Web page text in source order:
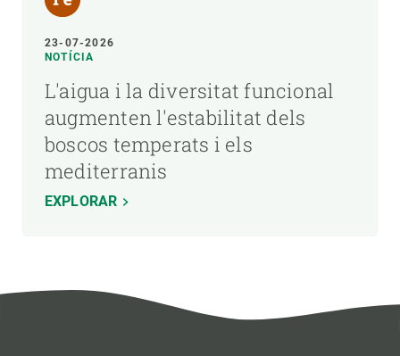
23-07-2026
NOTÍCIA
L'aigua i la diversitat funcional
augmenten l'estabilitat dels
boscos temperats i els
mediterranis
EXPLORAR